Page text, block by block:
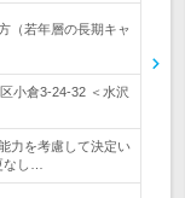
（若年層の長期キャ
小倉3-24-32 ＜水沢
力を考慮して決定い
し…